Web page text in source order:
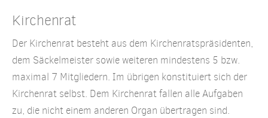
Kirchenrat
Der Kirchenrat besteht aus dem Kirchenratspräsidenten,
dem Säckelmeister sowie weiteren mindestens 5 bzw.
maximal 7 Mitgliedern. Im übrigen konstituiert sich der
Kirchenrat selbst. Dem Kirchenrat fallen alle Aufgaben
zu, die nicht einem anderen Organ übertragen sind.